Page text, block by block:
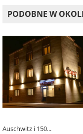
PODOBNE W
Auschwitz i 150...